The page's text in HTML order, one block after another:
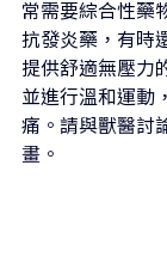
常需要綜合性藥
抗發炎藥，有時
提供舒適無壓力
並進行溫和運動
痛。請與獸醫討
畫。